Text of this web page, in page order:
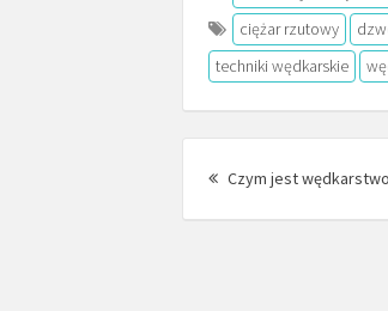
ciężar rzutowy
techniki wędkarskie
navigation
Czym jest